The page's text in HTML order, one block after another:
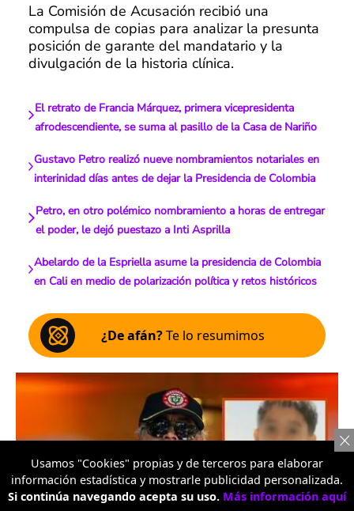
La Comisión de Acusación recibió una
compulsa de copias para analizar la presunta
posición de garante del mandatario y la
divulgación de la historia clínica.
El retrato de Francia Márquez, primera vicepresidenta
afrodescendiente, se suma al pasillo de la Casa de Nariño
Gustavo Petro realizó nueve nombramientos notariales en
interinidad días antes de dejar la Presidencia de Colombia
Petro, en otro polémico nombramiento a horas de entregar
el poder, le dejó puestazo a Inti Asprilla
Abelardo de la Espriella asume la presidencia de Colombia
en Cali en medio de polarización política y retos históricos
¿De afán?Te lo resumimos
Usamos "Cookies" propias y de terceros para elaborar
información estadística y mostrarle publicidad personalizada.
Si continúa navegando acepta su uso. Más información aquí